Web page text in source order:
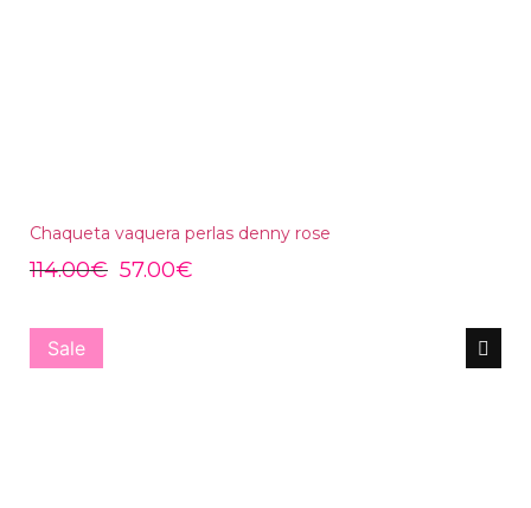
Chaqueta vaquera perlas denny rose
114.00€ 57.00€
Sale